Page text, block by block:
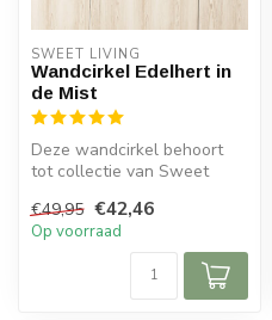
SWEET LIVING
Wandcirkel Edelhert in
de Mist
Deze wandcirkel behoort
tot collectie van Sweet
forex. ...
€49,95 €42,46
Op voorraad